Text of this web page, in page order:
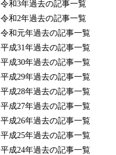
令和3年過去の記事一覧
令和2年過去の記事一覧
令和元年過去の記事一覧
平成31年過去の記事一覧
平成30年過去の記事一覧
平成29年過去の記事一覧
平成28年過去の記事一覧
平成27年過去の記事一覧
平成26年過去の記事一覧
平成25年過去の記事一覧
平成24年過去の記事一覧